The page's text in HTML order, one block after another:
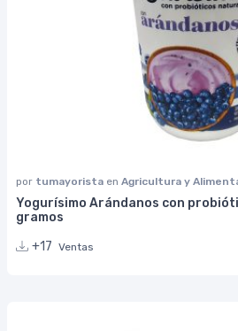
por tumayorista en Agricultura y
Yogurísimo Arándanos con
gramos
+17 Ventas